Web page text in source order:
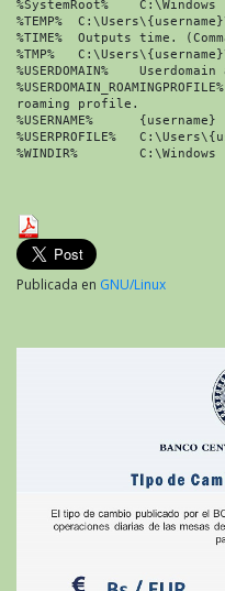
%SystemRoot%	C:\Windows
%TEMP%	C:\Users\{username}\AppData\Local\Temp
%TIME%	Outputs time. (Command Prompt.)
%TMP%	C:\Users\{username}\AppData\Local\Temp
%USERDOMAIN%	Userdomain associated with current user.
%USERDOMAIN_ROAMINGPROFILE%	Userdomain associated with
roaming profile.
%USERNAME%	{username}
%USERPROFILE%	C:\Users\{username}
Publicada en GNU/Linux